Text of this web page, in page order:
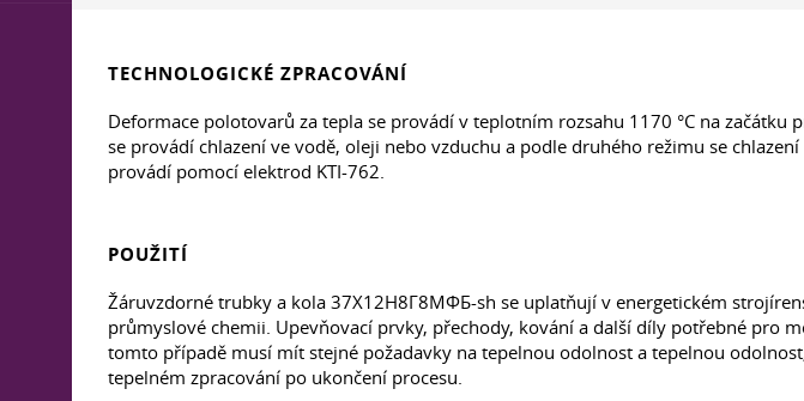
TECHNOLOGICKÉ ZPRACOVÁNÍ
Deformace polotovarů za tepla se provádí v teplotním rozsahu 1170 °C na
se provádí chlazení ve vodě, oleji nebo vzduchu a podle druhého režimu se
provádí pomocí elektrod KTI-762.
POUŽITÍ
Žáruvzdorné trubky a kola 37Х12Н8Г8МФБ-sh se uplatňují v energetickém
průmyslové chemii. Upevňovací prvky, přechody, kování a další díly potřebné pro
tomto případě musí mít stejné požadavky na tepelnou odolnost a tepelnou
tepelném zpracování po ukončení procesu.